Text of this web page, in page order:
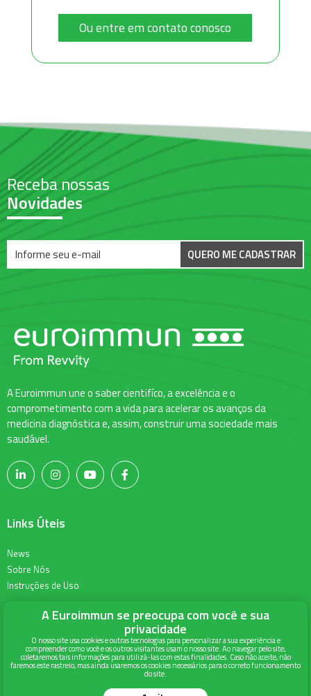
Ou entre em contato conosco
Receba nossas
Novidades
QUERO ME CADASTRAR
A Euroimmun une o saber cientifíco, a excelência e o
comprometimento com a vida para acelerar os avanços da
medicina diagnóstica e, assim, construir uma sociedade mais
saudável.
Links Úteis
News
Sobre Nós
Instruções de Uso
Informações para Contato
Alameda Terracota 215, Torre Union, 6º andar
Espaço Cerâmica - São Caetano do Sul
A Euroimmun se preocupa com você e sua
privacidade
O nosso site usa cookies e outras tecnologias para personalizar a sua experiência e
compreender como você e os outros visitantes usam o nosso site. Ao navegar pelo site,
coletaremos tais informações para utilizá-las com estas finalidades. Caso não aceite, não
faremos este rastreio, mas ainda usaremos os cookies necessários para o correto funcionamento
do site.